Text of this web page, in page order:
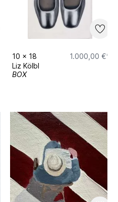
10 x 18
1.000,00 €*
Liz Kölbl
BOX